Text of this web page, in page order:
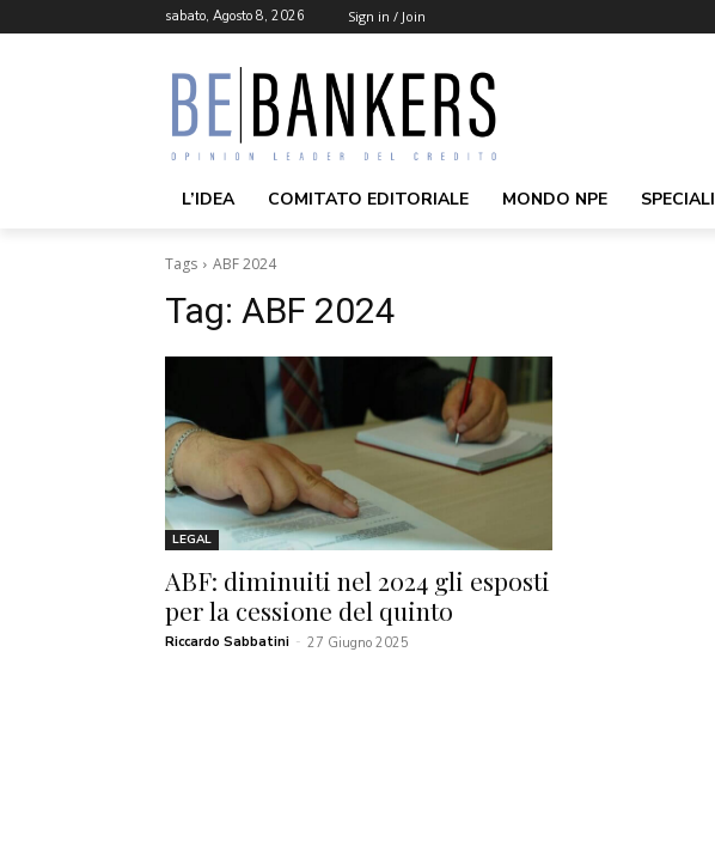
sabato, Agosto 8, 2026 Sign in / Join
L’IDEA COMITATO EDITORIALE MONDO NPE SPECIALI
Tags ABF 2024
Tag: ABF 2024
LEGAL
ABF: diminuiti nel 2024 gli esposti
per la cessione del quinto
Riccardo Sabbatini - 27 Giugno 2025